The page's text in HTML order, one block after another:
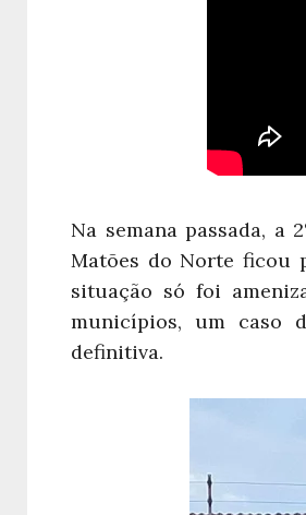
Na semana passada, a
Matões do Norte ficou
situação só foi
municípios, um caso
definitiva.